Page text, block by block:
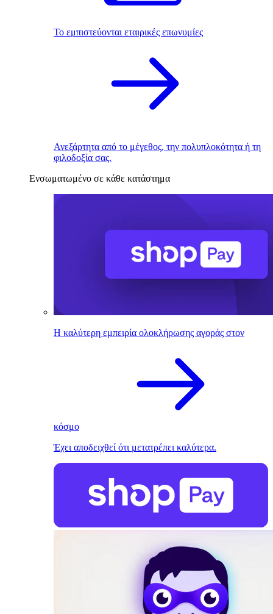
Το εμπιστεύονται εταιρικές επωνυμίες
Ανεξάρτητα από το μέγεθος, την πολυπλοκότητα ή τη
φιλοδοξία σας.
Ενσωματωμένο σε κάθε κατάστημα
Η καλύτερη εμπειρία ολοκλήρωσης αγοράς στον
κόσμο
Έχει αποδειχθεί ότι μετατρέπει καλύτερα.